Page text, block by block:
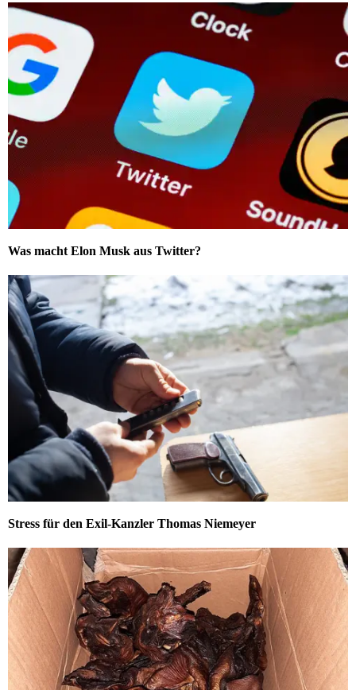
Was macht Elon Musk aus Twitter?
Stress für den Exil-Kanzler Thomas Niemeyer